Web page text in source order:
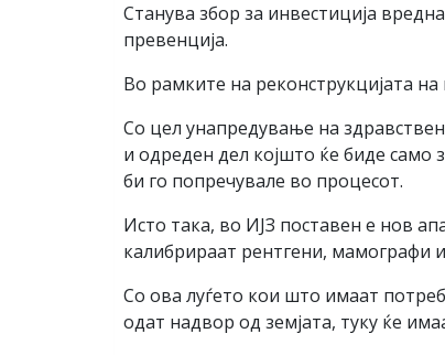
Станува збор за инвестиција
превенција.
Во рамките на реконструкцијата
Со цел унапредување на
и одреден дел којшто ќе биде само
би го попречувале во процесот.
Исто така, во ИЈЗ поставен е нов
калибрираат рентгени, мамографи
Со ова луѓето кои што имаат
одат надвор од земјата, туку ќе